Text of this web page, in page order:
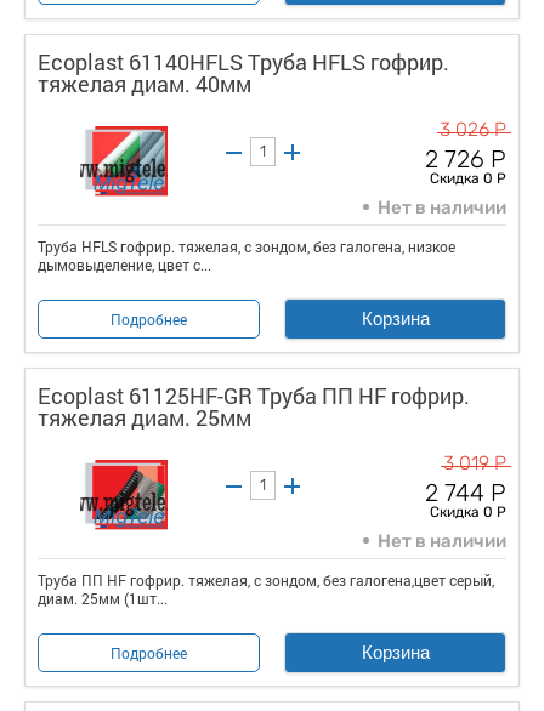
Ecoplast 61140HFLS Труба HFLS гофрир.
тяжелая диам. 40мм
3 026 Р
2 726 Р
Скидка 0 Р
Нет в наличии
Труба HFLS гофрир. тяжелая, с зондом, без галогена, низкое
дымовыделение, цвет с...
Подробнее Корзина
Ecoplast 61125HF-GR Труба ПП HF гофрир.
тяжелая диам. 25мм
3 019 Р
2 744 Р
Скидка 0 Р
Нет в наличии
Труба ПП HF гофрир. тяжелая, с зондом, без галогена,цвет серый,
диам. 25мм (1шт...
Подробнее Корзина